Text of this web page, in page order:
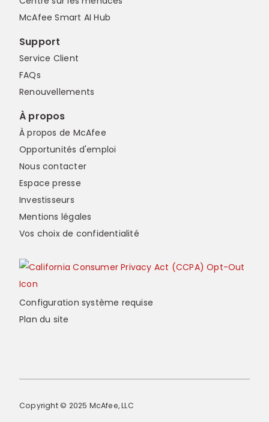
McAfee Smart AI Hub
Support
Service Client
FAQs
Renouvellements
À propos
À propos de McAfee
Opportunités d'emploi
Nous contacter
Espace presse
Investisseurs
Mentions légales
Vos choix de confidentialité
Configuration système requise
Plan du site
Copyright © 2025 McAfee, LLC